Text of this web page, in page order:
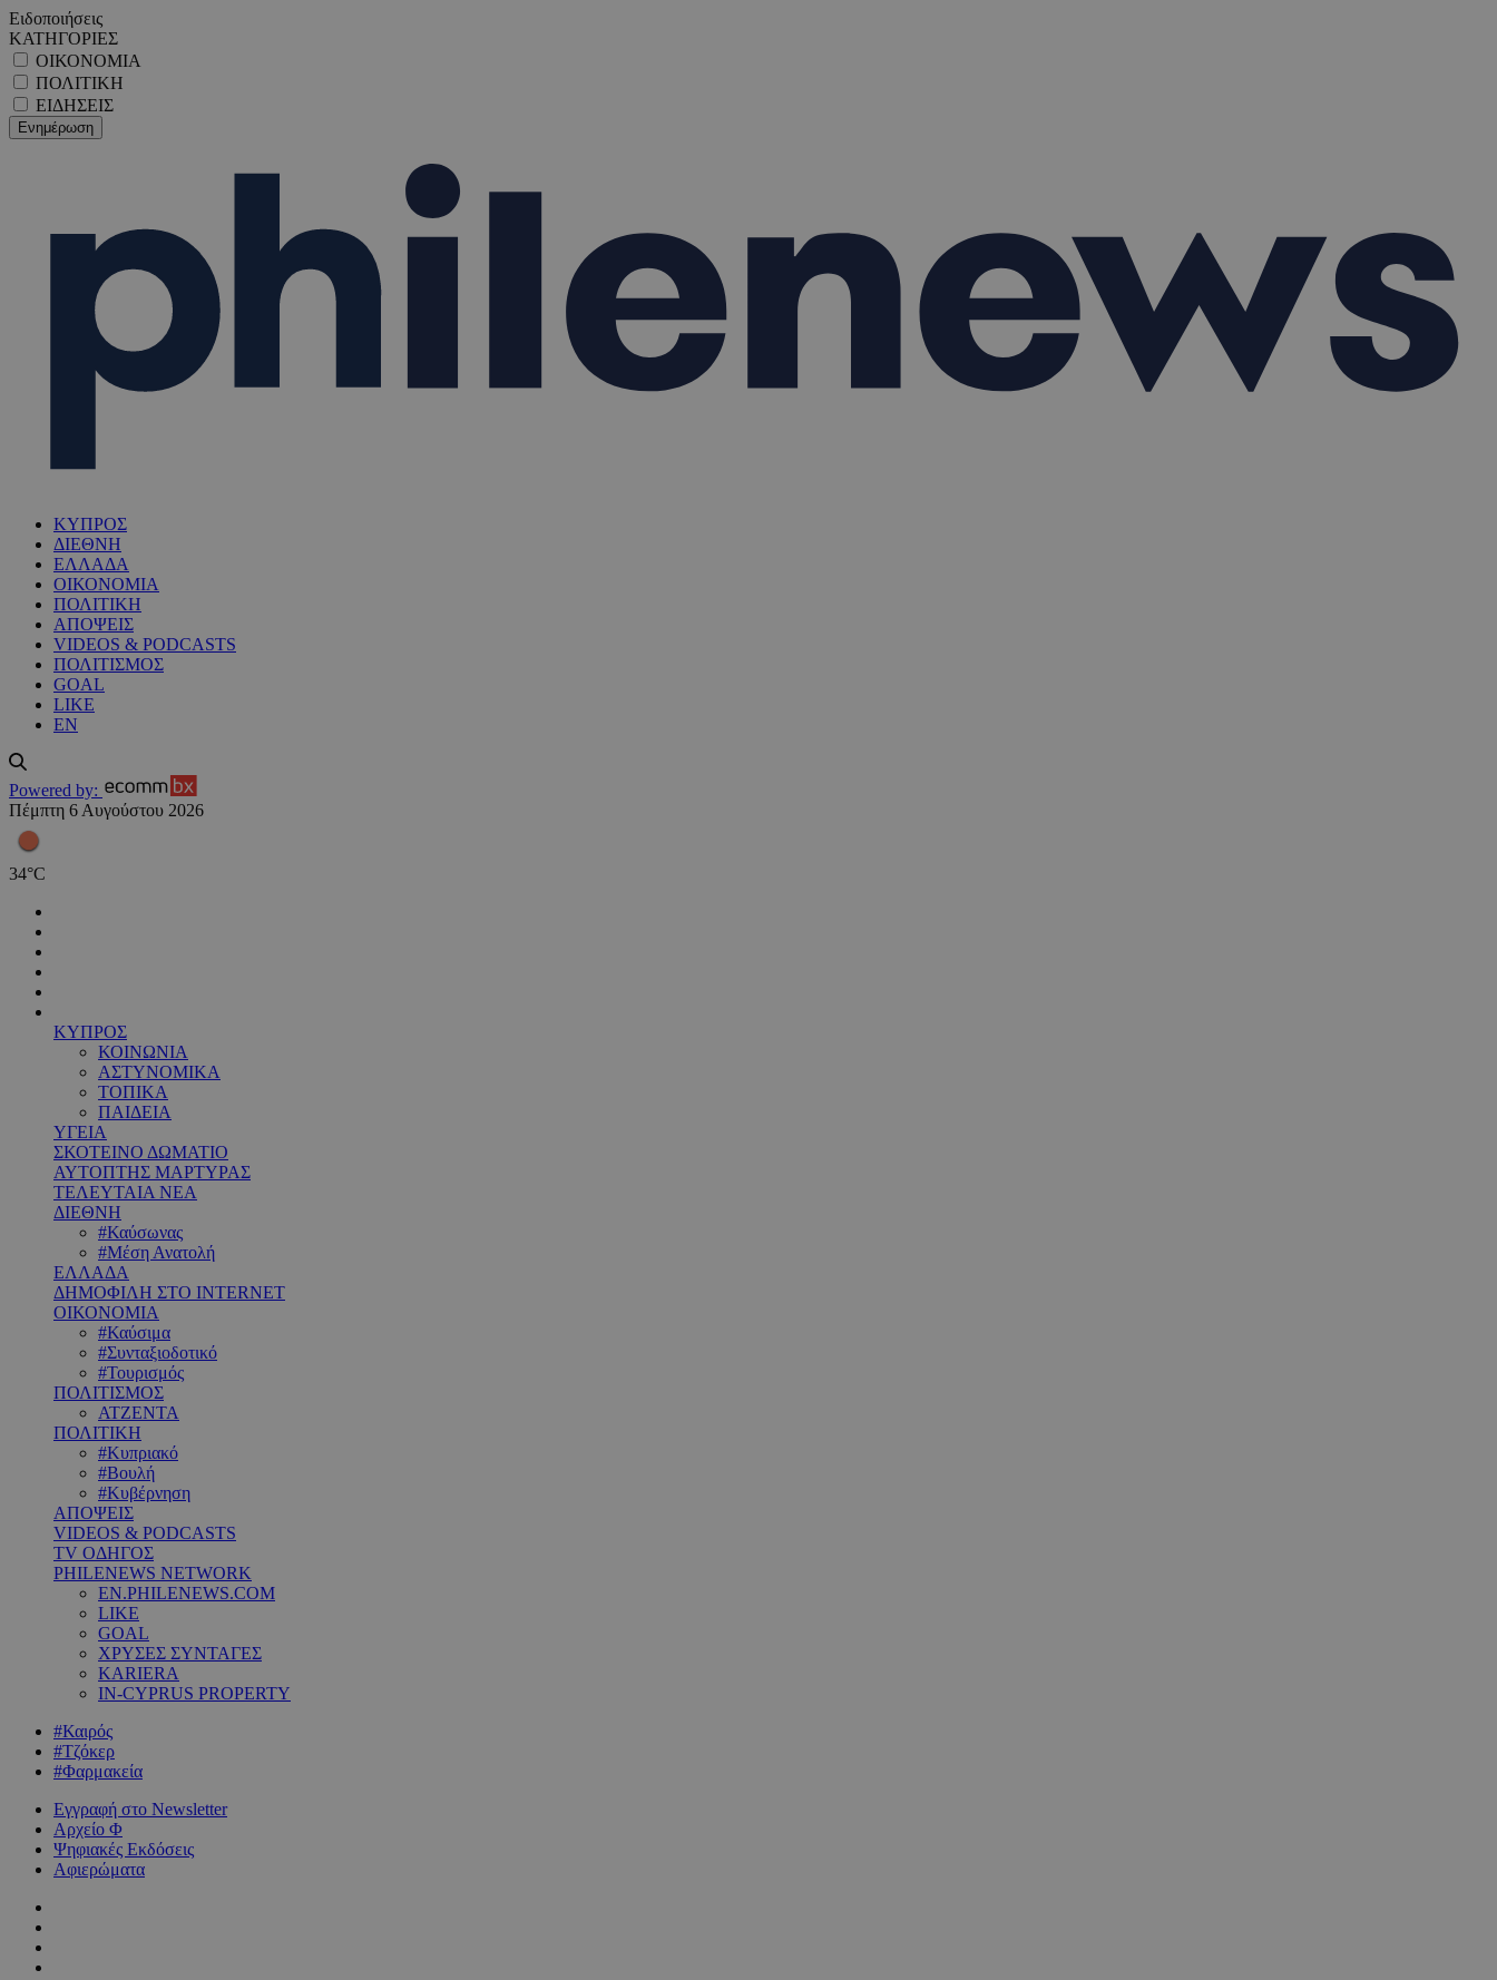
Ειδοποιήσεις
ΚΑΤΗΓΟΡΙΕΣ
ΟΙΚΟΝΟΜΙΑ
ΠΟΛΙΤΙΚΗ
ΕΙΔΗΣΕΙΣ
ΚΥΠΡΟΣ
ΔΙΕΘΝΗ
ΕΛΛΑΔΑ
ΟΙΚΟΝΟΜΙΑ
ΠΟΛΙΤΙΚΗ
ΑΠΟΨΕΙΣ
VIDEOS & PODCASTS
ΠΟΛΙΤΙΣΜΟΣ
GOAL
LIKE
EN
Powered by:
Πέμπτη 6 Αυγούστου 2026
34°C
ΚΥΠΡΟΣ
ΚΟΙΝΩΝΙΑ
ΑΣΤΥΝΟΜΙΚΑ
ΤΟΠΙΚΑ
ΠΑΙΔΕΙΑ
ΥΓΕΙΑ
ΣΚΟΤΕΙΝΟ ΔΩΜΑΤΙΟ
ΑΥΤΟΠΤΗΣ ΜΑΡΤΥΡΑΣ
ΤΕΛΕΥΤΑΙΑ ΝΕΑ
ΔΙΕΘΝΗ
#Καύσωνας
#Μέση Ανατολή
ΕΛΛΑΔΑ
ΔΗΜΟΦΙΛΗ ΣΤΟ INTERNET
ΟΙΚΟΝΟΜΙΑ
#Καύσιμα
#Συνταξιοδοτικό
#Τουρισμός
ΠΟΛΙΤΙΣΜΟΣ
ΑΤΖΕΝΤΑ
ΠΟΛΙΤΙΚΗ
#Κυπριακό
#Βουλή
#Κυβέρνηση
ΑΠΟΨΕΙΣ
VIDEOS & PODCASTS
TV ΟΔΗΓΟΣ
PHILENEWS NETWORK
EN.PHILENEWS.COM
LIKE
GOAL
ΧΡΥΣΕΣ ΣΥΝΤΑΓΕΣ
KARIERA
IN-CYPRUS PROPERTY
#Καιρός
#Τζόκερ
#Φαρμακεία
Εγγραφή στο Newsletter
Αρχείο Φ
Ψηφιακές Εκδόσεις
Αφιερώματα